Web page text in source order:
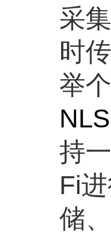
采
时
举
持
Fi
储